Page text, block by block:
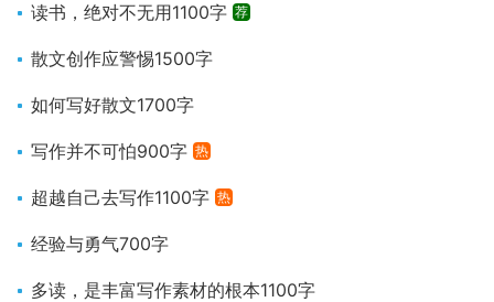
读书，绝对不无用1100字 荐
散文创作应警惕1500字
如何写好散文1700字
写作并不可怕900字 热
超越自己去写作1100字 热
经验与勇气700字
多读，是丰富写作素材的根本1100字